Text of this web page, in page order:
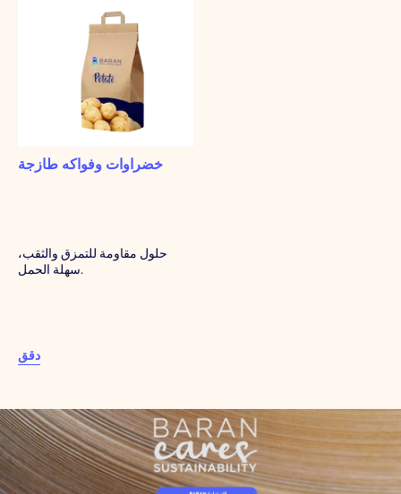
خضراوات وفواكه طازجة
حلول مقاومة للتمزق والثقب،
سهلة الحمل.
دقق